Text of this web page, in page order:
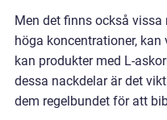
Men det finns också vissa
höga koncentrationer,
kan produkter med L-
dessa nackdelar är det
dem regelbundet för att